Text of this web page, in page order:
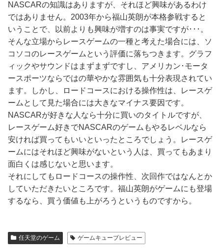
NASCARの知識はありますが、それほど興味があるわけ
ではありません。2003年から福山英朗が本格参戦すると
いうことで、以前よりも興味が増すのは事実ですが･･･。
そんな立場からレースゲームの一種と考えた場合には、ソ
コソコのレースゲームという評価に落ちつきます。グラフ
ィックやサウンドはまずまずですし、アメリカン･モータ
ースポーツならではの華やかな雰囲気も十分表現されてい
ます。しかし、ロードコースにおける操作性は、レースゲ
ームとして見た場合には大きなマイナス要因です。
NASCARが好きな人なら十分に買いのタイトルですが、
レースゲーム好きでNASCARのゲームもやるレベルなら
安ければ買ってもいいといったところでしょう。レースゲ
ームにはそれほど興味がないという人は、買ってもあまり
面白くは感じないと思います。
それにしてもロードコースの操作性、次回作ではなんとか
していただきたいところです。福山英朗がゲームにも登場
するなら、買う価値も上がろうというものですから。
任天堂のゲーム ゲームキューブレビュー